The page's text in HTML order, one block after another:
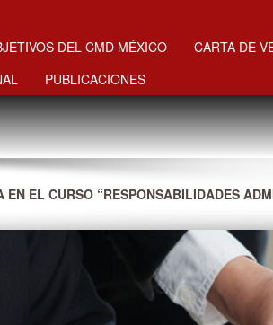
DEL CMD MÉXICO CARTA DE
PUBLICACIONES
EN EL CURSO “RESPONSABILIDADES